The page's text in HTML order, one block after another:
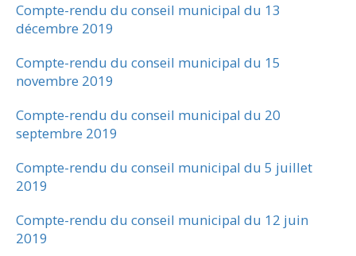
Compte-rendu du conseil municipal du 13
décembre 2019
Compte-rendu du conseil municipal du 15
novembre 2019
Compte-rendu du conseil municipal du 20
septembre 2019
Compte-rendu du conseil municipal du 5 juillet
2019
Compte-rendu du conseil municipal du 12 juin
2019